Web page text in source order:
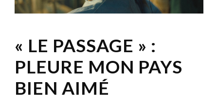
« LE PASSAGE » :
PLEURE MON PAYS
BIEN AIMÉ